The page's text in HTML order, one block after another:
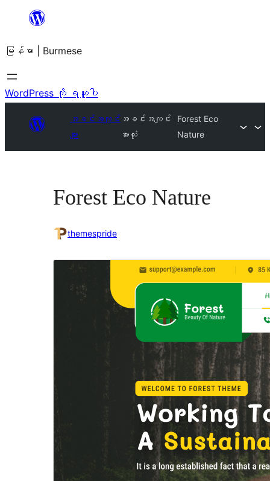
အကြောင်းအရာ
ကျော်သွား
ရန်
မြန်မာ | Burmese
WordPress ကို ရယူပါ
အခင်းအကျင်း
များ
အခင်းအကျင်း
အားလုံး
Forest Eco
Nature
Forest Eco Nature
themespride